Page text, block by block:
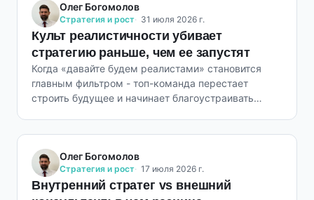
Олег Богомолов
Стратегия и рост 31 июля 2026 г.
Культ реалистичности убивает
стратегию раньше, чем ее запустят
Когда «давайте будем реалистами» становится
главным фильтром - топ-команда перестает
строить будущее и начинает благоустраивать
Олег Богомолов
Стратегия и рост 17 июля 2026 г.
Внутренний стратег vs внешний